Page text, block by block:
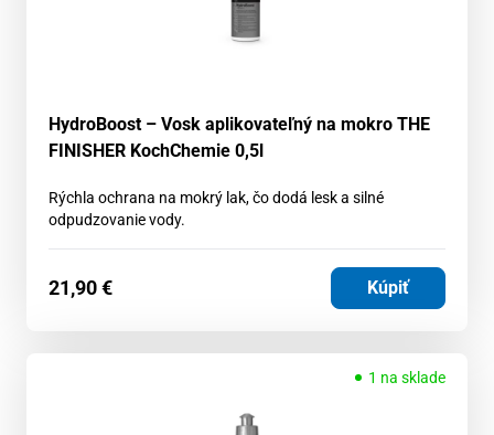
HydroBoost – Vosk aplikovateľný na mokro THE
FINISHER KochChemie 0,5l
Rýchla ochrana na mokrý lak, čo dodá lesk a silné
odpudzovanie vody.
21,90€ Kúpiť
1 na sklade